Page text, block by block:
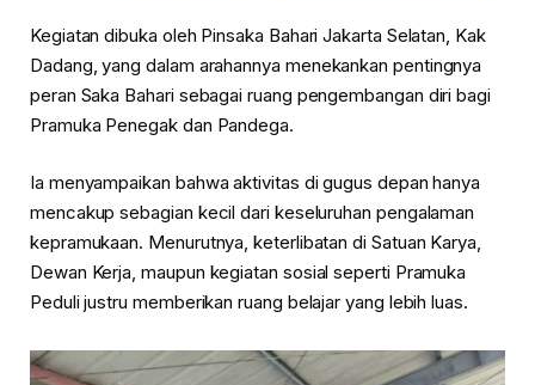
Kegiatan dibuka oleh Pinsaka Bahari Jakarta Selatan, Kak
Dadang, yang dalam arahannya menekankan pentingnya
peran Saka Bahari sebagai ruang pengembangan diri bagi
Pramuka Penegak dan Pandega.
Ia menyampaikan bahwa aktivitas di gugus depan hanya
mencakup sebagian kecil dari keseluruhan pengalaman
kepramukaan. Menurutnya, keterlibatan di Satuan Karya,
Dewan Kerja, maupun kegiatan sosial seperti Pramuka
Peduli justru memberikan ruang belajar yang lebih luas.